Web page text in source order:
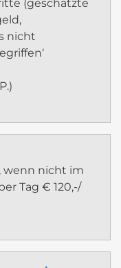
(geschätzte
nicht
wenn nicht im
Tag € 120,-/